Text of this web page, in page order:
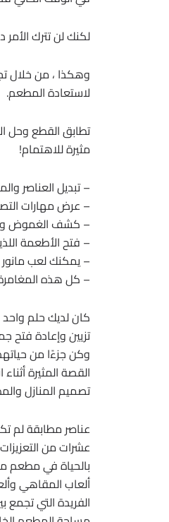
لكنك لن تترك
وهكذا ، من خلال
لاستعادة المطعم.
تطابق القطع وحل
مثيرة للاهتمام!
– تبديل العناصر
– عرض مهارات
– كشف الغموض
– فتح الأطعمة
– يمكنك لعب مانور
– كل هذه المغامرة
كان لديك حلم
تزيين وإعادة فتح
القصة المثيرة
تصميم المنازل
عشرات من
بالحياة في مطعم
الفريدة التي تجمع